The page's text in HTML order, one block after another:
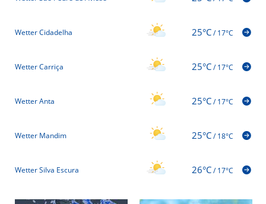
Wetter Cidadelha 25°C/17°C
Wetter Carriça 25°C/17°C
Wetter Anta 25°C/17°C
Wetter Mandim 25°C/18°C
Wetter Silva Escura 26°C/17°C